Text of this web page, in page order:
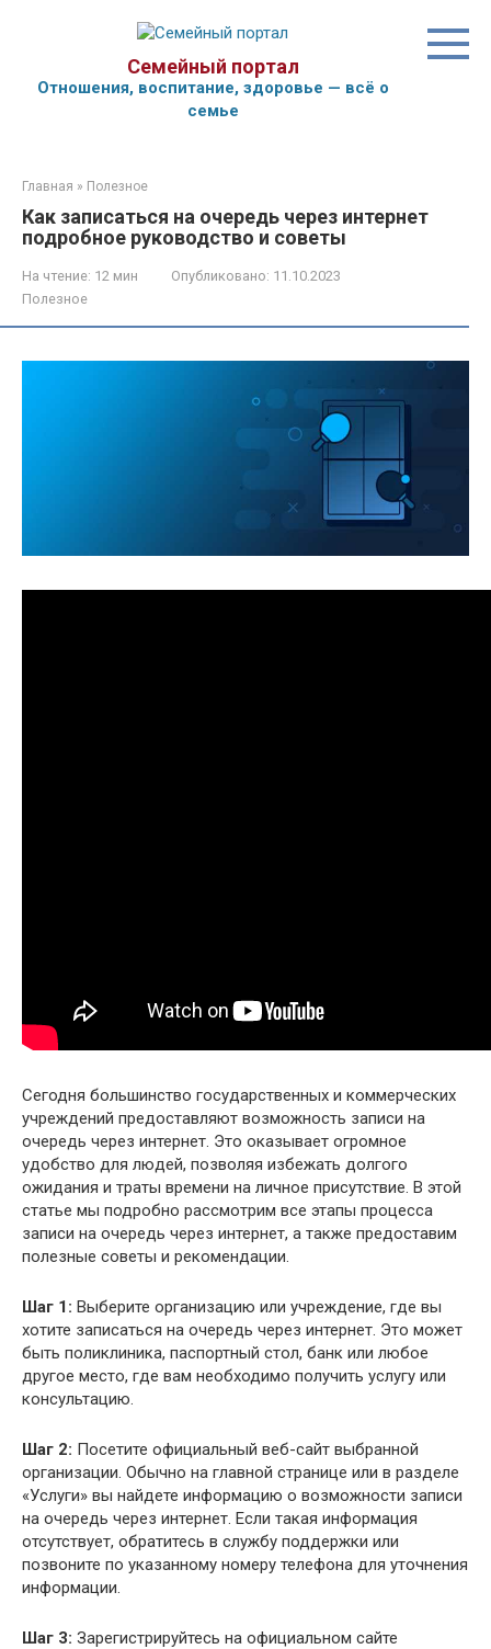
Семейный портал
Отношения, воспитание, здоровье — всё о
семье
Главная » Полезное
Как записаться на очередь через интернет
подробное руководство и советы
На чтение: 12 мин Опубликовано: 11.10.2023
Полезное
Сегодня большинство государственных и коммерческих
учреждений предоставляют возможность записи на
очередь через интернет. Это оказывает огромное
удобство для людей, позволяя избежать долгого
ожидания и траты времени на личное присутствие. В этой
статье мы подробно рассмотрим все этапы процесса
записи на очередь через интернет, а также предоставим
полезные советы и рекомендации.
Шаг 1: Выберите организацию или учреждение, где вы
хотите записаться на очередь через интернет. Это может
быть поликлиника, паспортный стол, банк или любое
другое место, где вам необходимо получить услугу или
консультацию.
Шаг 2: Посетите официальный веб-сайт выбранной
организации. Обычно на главной странице или в разделе
«Услуги» вы найдете информацию о возможности записи
на очередь через интернет. Если такая информация
отсутствует, обратитесь в службу поддержки или
позвоните по указанному номеру телефона для уточнения
информации.
Шаг 3: Зарегистрируйтесь на официальном сайте